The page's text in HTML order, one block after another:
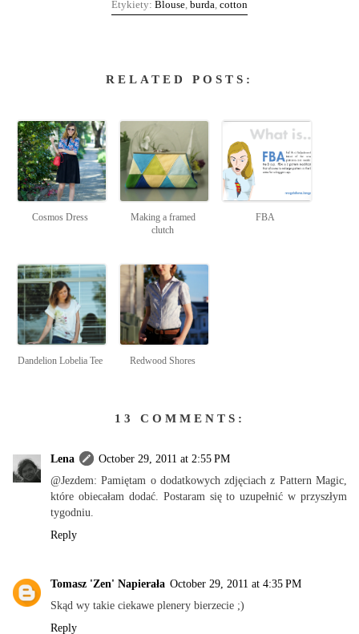
Etykiety: Blouse, burda, cotton
RELATED POSTS:
Cosmos Dress
Making a framed
clutch
FBA
Dandelion Lobelia Tee Redwood Shores
13 COMMENTS:
Lena
October 29, 2011 at 2:55 PM
@Jezdem: Pamiętam o dodatkowych zdjęciach z Pattern Magic,
które obiecałam dodać. Postaram się to uzupełnić w przyszłym
tygodniu.
Reply
Tomasz 'Zen' Napierała October 29, 2011 at 4:35 PM
Skąd wy takie ciekawe plenery bierzecie ;)
Reply